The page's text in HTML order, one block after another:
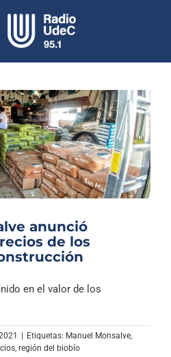
UdeC en vivo
Somos
Clásica
anunció
de los
en el valor de los
| Etiquetas: Manuel Monsalve
región del biobío